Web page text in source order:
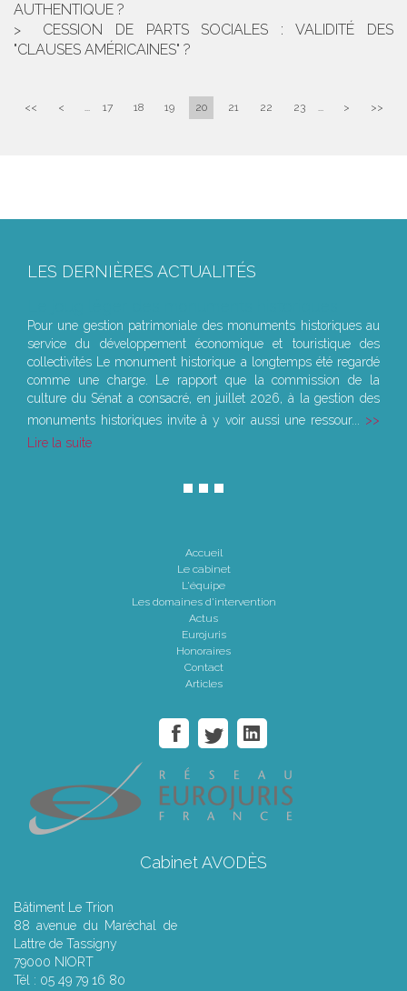
AUTHENTIQUE ?
CESSION DE PARTS SOCIALES : VALIDITÉ DES
"CLAUSES AMÉRICAINES" ?
<< < ... 17 18 19 20 21 22 23 ... > >>
LES DERNIÈRES ACTUALITÉS
Pour une gestion patrimoniale des monuments historiques au
service du développement économique et touristique des
collectivités Le monument historique a longtemps été regardé
comme une charge. Le rapport que la commission de la
culture du Sénat a consacré, en juillet 2026, à la gestion des
monuments historiques invite à y voir aussi une ressour...
Lire la suite
Accueil
Le cabinet
L'équipe
Les domaines d'intervention
Actus
Eurojuris
Honoraires
Contact
Articles
Cabinet AVODÈS
Bâtiment Le Trion
88 avenue du Maréchal de
Lattre de Tassigny
79000 NIORT
Tél : 05 49 79 16 80